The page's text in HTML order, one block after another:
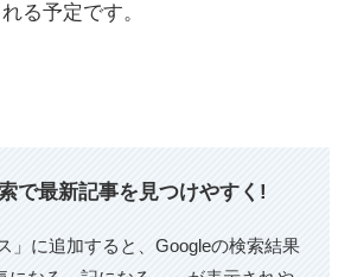
る予定です。
で最新記事を見つけやすく!
」に追加すると、Googleの検索結果